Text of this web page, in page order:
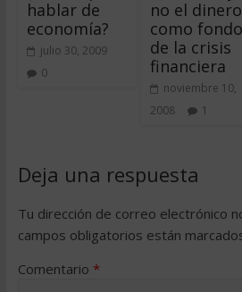
hablar de
economía?
julio 30, 2009
0
no el dinero
como fondo
de la crisis
financiera
noviembre 10,
2008
1
Deja una respuesta
Tu dirección de correo electrónico
campos obligatorios están
Comentario *